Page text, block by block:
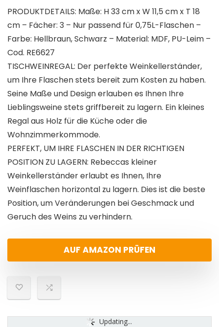
PRODUKTDETAILS: Maße: H 33 cm x W 11,5 cm x T 18
cm – Fächer: 3 – Nur passend für 0,75L-Flaschen –
Farbe: Hellbraun, Schwarz – Material: MDF, PU-Leim –
Cod. RE6627
TISCHWEINREGAL: Der perfekte Weinkellerständer,
um Ihre Flaschen stets bereit zum Kosten zu haben.
Seine Maße und Design erlauben es Ihnen Ihre
Lieblingsweine stets griffbereit zu lagern. Ein kleines
Regal aus Holz für die Küche oder die
Wohnzimmerkommode.
PERFEKT, UM IHRE FLASCHEN IN DER RICHTIGEN
POSITION ZU LAGERN: Rebeccas kleiner
Weinkellerständer erlaubt es Ihnen, Ihre
Weinflaschen horizontal zu lagern. Dies ist die beste
Position, um Veränderungen bei Geschmack und
Geruch des Weins zu verhindern.
AUF AMAZON PRÜFEN
Updating...